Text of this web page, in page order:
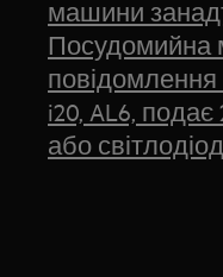
машини
Посудомийна
повідомлення
i20, AL6,
або